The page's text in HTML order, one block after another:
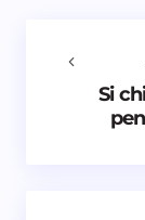
Avvisami
commenti
Si